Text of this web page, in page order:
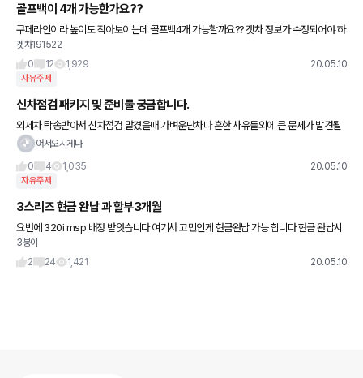
골프백이 4개 가능한가요??
쿠페라인이라 높이도 작아보이는데 골프백4개 가능할까요?? 겟차 정보가 수정되어야 하
는건가 싶기도 하네요 ㅎㅎ
겟차191522
0
12 1,929 20.05.10
자유주제
신차점검 패키지 및 준비물 궁금합니다.
외제차 탁송받아서 신차점검 맡겼을때 가벼운단차나 흔한 사유들외에 큰 문제가 발견될
수 있나요? 굳이 맡겨야 하나 해서요? 어차피 센터 들어가는게 아닌가 싶어서요. 파란손어서오시게나
0
4 1,035 20.05.10
자유주제
3스리즈 현금 완납 과 할부3개월
요번에 320i msp 배정 받앗습니다 여기서 고민인게 현금완납 가능 합니다 현금 완납시
550+ 임직원2\% 110 = 660 할부 600 + 임직원 110+ 평생엔진오일 교환 = 710 인
데 계
3붕이
2
24 1,421 20.05.10